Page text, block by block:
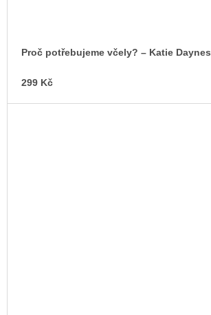
Proč potřebujeme včely? – Katie Daynes
299 Kč